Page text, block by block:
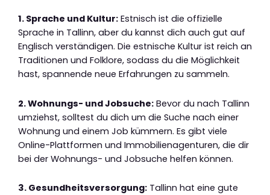
1. Sprache und Kultur: Estnisch ist die offizielle
Sprache in Tallinn, aber du kannst dich auch gut auf
Englisch verständigen. Die estnische Kultur ist reich an
Traditionen und Folklore, sodass du die Möglichkeit
hast, spannende neue Erfahrungen zu sammeln.
2. Wohnungs- und Jobsuche: Bevor du nach Tallinn
umziehst, solltest du dich um die Suche nach einer
Wohnung und einem Job kümmern. Es gibt viele
Online-Plattformen und Immobilienagenturen, die dir
bei der Wohnungs- und Jobsuche helfen können.
3. Gesundheitsversorgung: Tallinn hat eine gute